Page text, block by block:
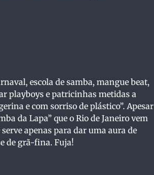
escola de samba, mangue beat,
playboys e patricinhas metidas a
e com sorriso de plástico”. Apesar
da Lapa” que o Rio de Janeiro vem
apenas para dar uma aura de
de grã-fina. Fuja!